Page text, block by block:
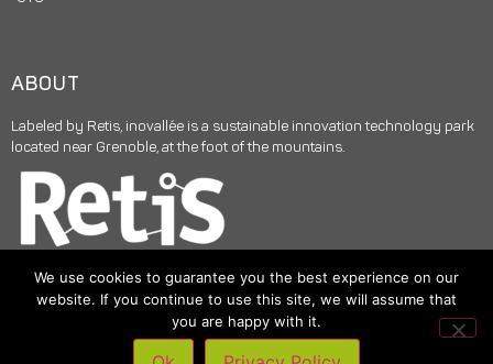
ABOUT
Labeled by Retis, inovallée is a sustainable innovation technology park
located near Grenoble, at the foot of the mountains.
INOVALLÉE – All rights reserved – Legal notices
We use cookies to guarantee you the best experience on our
website. If you continue to use this site, we will assume that
you are happy with it.